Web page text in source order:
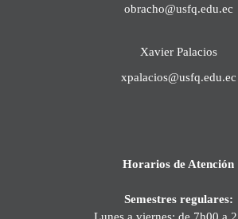
obracho@usfq.edu.ec
Xavier Palacios
xpalacios@usfq.edu.ec
Horarios de Atención
Semestres regulares:
Lunes a viernes: de 7h00 a